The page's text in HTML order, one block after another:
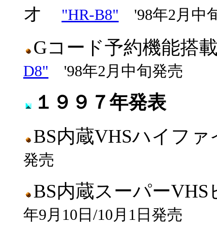
オ
"HR-B8" '98年2月中
Gコード予約機能
D8" '98年2月中旬発売
１９９７年発表
BS内蔵VHSハイフ
発売
BS内蔵スーパー
年9月10日/10月1日発売